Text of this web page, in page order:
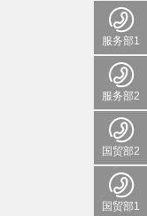
服务部1
服务部2
国贸部2
国贸部1